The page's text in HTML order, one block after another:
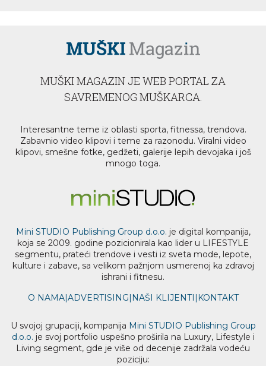
MUŠKI MAGAZIN JE WEB PORTAL ZA
SAVREMENOG MUŠKARCA.
Interesantne teme iz oblasti sporta, fitnessa, trendova.
Zabavnio video klipovi i teme za razonodu. Viralni video
klipovi, smešne fotke, gedžeti, galerije lepih devojaka i još
mnogo toga.
Mini STUDIO Publishing Group d.o.o. je digital kompanija,
koja se 2009. godine pozicionirala kao lider u LIFESTYLE
segmentu, prateći trendove i vesti iz sveta mode, lepote,
kulture i zabave, sa velikom pažnjom usmerenoj ka zdravoj
ishrani i fitnesu.
O NAMA| ADVERTISING NAŠI KLIJENTI KONTAKT
U svojoj grupaciji, kompanija Mini STUDIO Publishing Group
d.o.o. je svoj portfolio uspešno proširila na Luxury, Lifestyle i
Living segment, gde je više od decenije zadržala vodeću
poziciju: